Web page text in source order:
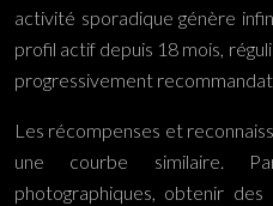
activité sporadique génère
profil actif depuis 18 mois,
progressivement
Les récompenses et
une courbe similaire.
photographiques, obtenir